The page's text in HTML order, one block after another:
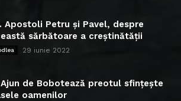
Apostoli Petru și Pavel, despre
sărbătoare a creștinătății
29 iunie 2022
de Bobotează preotul sfințește
oamenilor